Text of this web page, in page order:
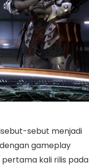
sebut menjadi
gameplay
kali rilis pada